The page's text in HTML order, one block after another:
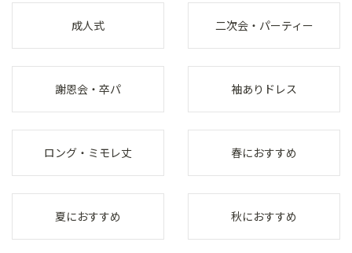
成人式 二次会・パーティー
謝恩会・卒パ 袖ありドレス
ロング・ミモレ丈 春におすすめ
夏におすすめ 秋におすすめ